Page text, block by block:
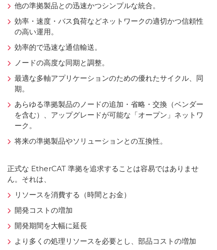
他の準拠製品との迅速かつシンプルな統合。
効率・速度・バス負荷などネットワークの適切かつ信頼性
の高い運用。
効率的で迅速な通信輸送。
ノードの高度な同期と調整。
最適な多軸アプリケーションのための優れたサイクル、同
期。
あらゆる準拠製品のノードの追加・省略・交換（ベンダー
を含む）、アップグレードが可能な「オープン」ネットワ
ーク。
将来の準拠製品やソリューションとの互換性。
正式な EtherCAT 準拠を追求することは容易ではありませ
ん。それは、
リソースを消費する（時間とお金）
開発コストの増加
開発期間を大幅に延長
より多くの処理リソースを必要とし、部品コストの増加